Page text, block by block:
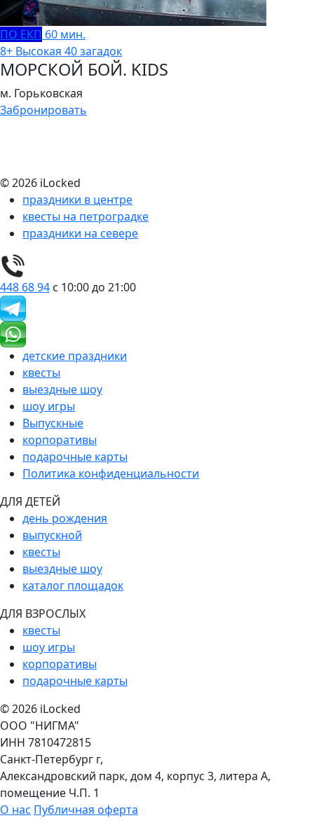
ПО ЕКП 60 мин.
8+ Высокая 40 загадок
МОРСКОЙ БОЙ. KIDS
м. Горьковская
Забронировать
© 2026 iLocked
праздники в центре
квесты на петроградке
праздники на севере
448 68 94 с 10:00 до 21:00
детские праздники
квесты
выездные шоу
шоу игры
Выпускные
корпоративы
подарочные карты
Политика конфиденциальности
ДЛЯ ДЕТЕЙ
день рождения
выпускной
квесты
выездные шоу
каталог площадок
ДЛЯ ВЗРОСЛЫХ
квесты
шоу игры
корпоративы
подарочные карты
© 2026 iLocked
ООО "НИГМА"
ИНН 7810472815
Санкт-Петербург г,
Александровский парк, дом 4, корпус 3, литера А,
помещение Ч.П. 1
О нас Публичная оферта